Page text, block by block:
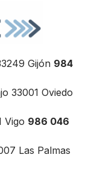
Gijón 984
33001 Oviedo
Vigo 986 046
Las Palmas